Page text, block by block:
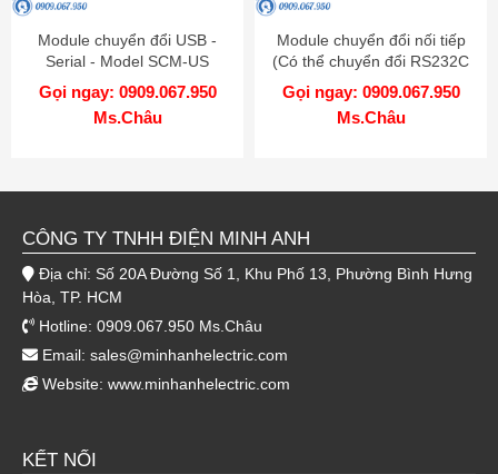
Module chuyển đổi USB -
Serial - Model SCM-US
Gọi ngay: 0909.067.950
Ms.Châu
Module chuyển đổi nối tiếp
(Có thể chuyển đổi RS232C
đến RS485) - Model SCM-38I
Gọi ngay: 0909.067.950
Ms.Châu
CÔNG TY TNHH ĐIỆN MINH ANH
Địa chỉ: Số 20A Đường Số 1, Khu Phố 13, Phường Bình Hưng
Hòa, TP. HCM
Hotline: 0909.067.950 Ms.Châu
Email: sales@minhanhelectric.com
Website: www.minhanhelectric.com
KẾT NỐI